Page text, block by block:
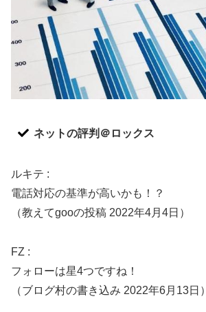
ネットの評判＠ロックス
ルキテ :
電話対応の基準が高いかも！？
（教えてgooの投稿 2022年4月4日）
FZ :
フォローは星4つですね！
（ブログ村の書き込み 2022年6月13日）